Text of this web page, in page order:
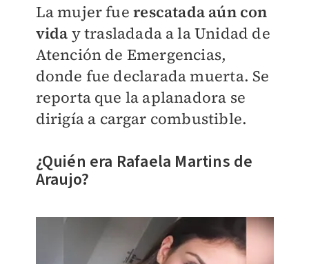
La mujer fuerescatada aún con
vida y trasladada a la Unidad de
Atención de Emergencias,
donde fue declarada muerta. Se
reporta que la aplanadora se
dirigía a cargar combustible.
¿Quién era Rafaela Martins de
Araujo?